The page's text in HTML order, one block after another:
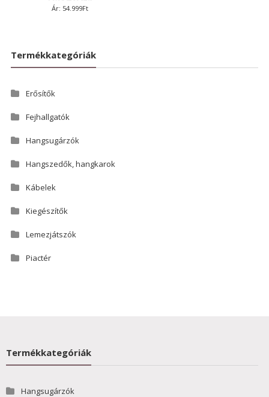
Ár: 54.999Ft
Termékkategóriák
Erősítők
Fejhallgatók
Hangsugárzók
Hangszedők, hangkarok
Kábelek
Kiegészítők
Lemezjátszók
Piactér
Termékkategóriák
Hangsugárzók